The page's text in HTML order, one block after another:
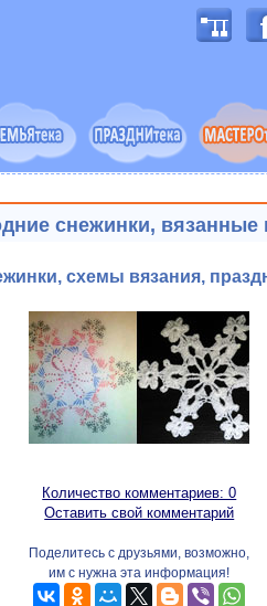
снежинки, вязанные
схемы вязания,
Количество комментариев: 0
Оставить свой комментарий
Поделитесь с друзьями, возможно,
им с нужна эта информация!